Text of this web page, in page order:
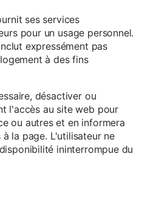
ses services
pour un usage personnel.
expressément pas
à des fins
désactiver ou
l'accès au site web pour
ou autres et en informera
la page. L'utilisateur ne
ininterrompue du